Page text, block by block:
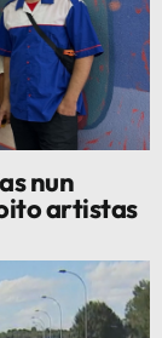
nun
artistas